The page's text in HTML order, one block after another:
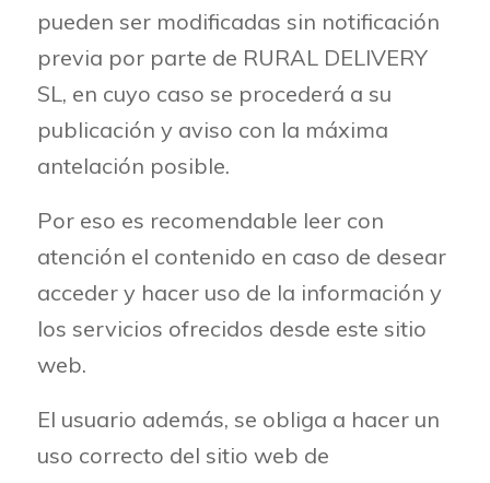
pueden ser modificadas sin notificación
previa por parte de RURAL DELIVERY
SL, en cuyo caso se procederá a su
publicación y aviso con la máxima
antelación posible.
Por eso es recomendable leer con
atención el contenido en caso de desear
acceder y hacer uso de la información y
los servicios ofrecidos desde este sitio
web.
El usuario además, se obliga a hacer un
uso correcto del sitio web de